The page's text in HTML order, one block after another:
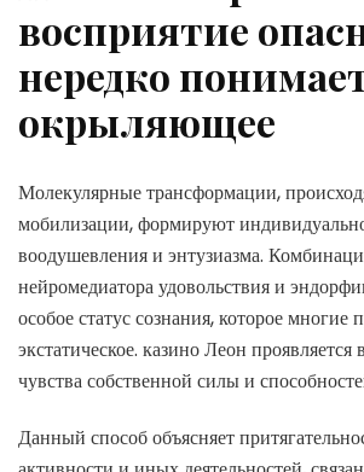
восприятие
нередко
окрыляющее
Молекулярные трансформации,
мобилизации, формируют
воодушевления и энтузиазма.
нейромедиатора удовольствия и
особое статус сознания, которое многие
экстатическое. казино Леон проявляется
чувства собственной силы и
Данный способ объясняет